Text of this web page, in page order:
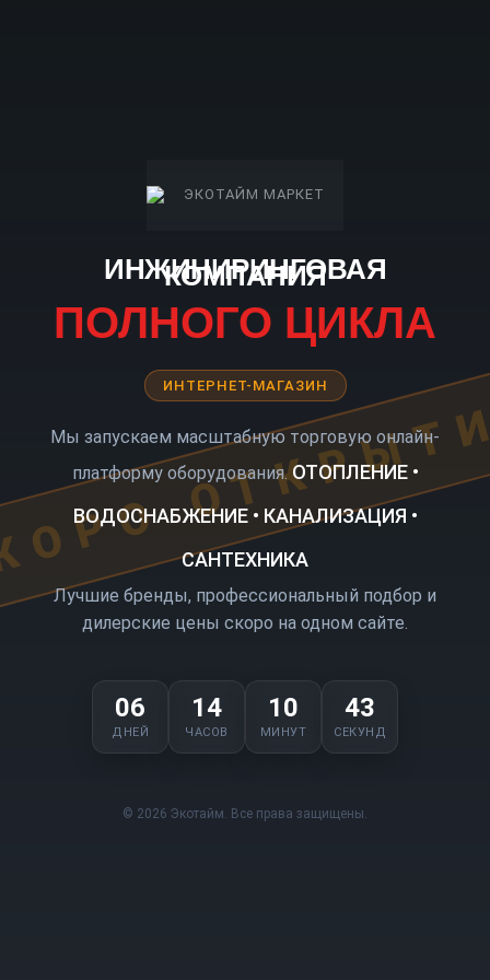
ИНЖИНИРИНГОВАЯ
КОМПАНИЯ
ПОЛНОГО ЦИКЛА
ИНТЕРНЕТ-МАГАЗИН
Мы запускаем масштабную торговую онлайн-
платформу оборудования. ОТОПЛЕНИЕ •
ВОДОСНАБЖЕНИЕ • КАНАЛИЗАЦИЯ •
САНТЕХНИКА
Лучшие бренды, профессиональный подбор и
дилерские цены скоро на одном сайте.
06
ДНЕЙ
14
ЧАСОВ
10
МИНУТ
43
СЕКУНД
© 2026 Экотайм. Все права защищены.